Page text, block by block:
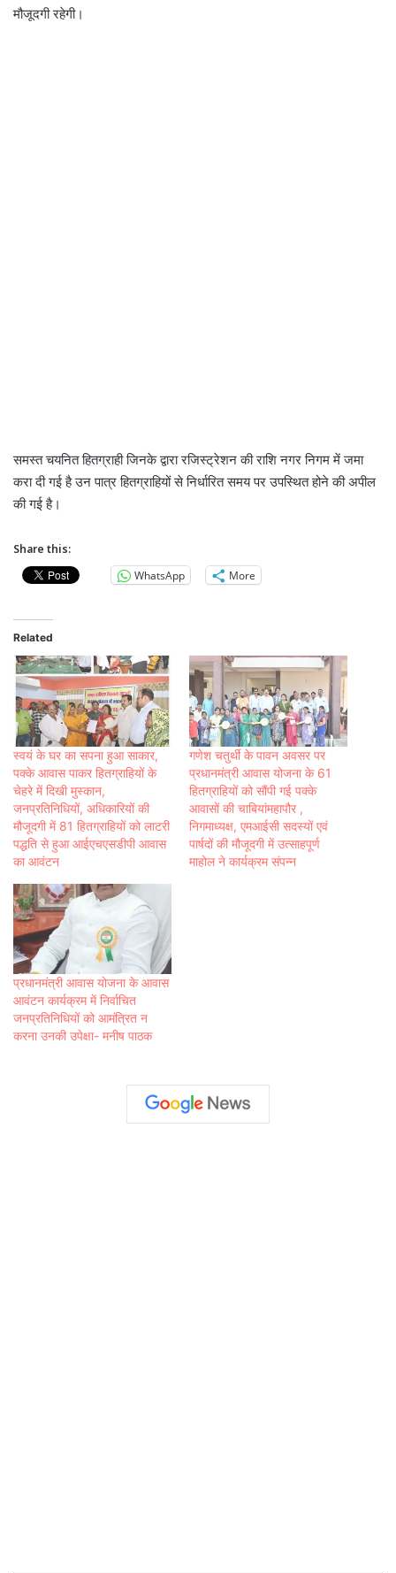
मौजूदगी रहेगी।
समस्त चयनित हितग्राही जिनके द्वारा रजिस्ट्रेशन की राशि नगर निगम में जमा
करा दी गई है उन पात्र हितग्राहियों से निर्धारित समय पर उपस्थित होने की अपील
की गई है।
Share this:
WhatsApp
More
Related
स्वयं के घर का सपना हुआ साकार,
पक्के आवास पाकर हितग्राहियों के
चेहरे में दिखी मुस्कान,
जनप्रतिनिधियों, अधिकारियों की
मौजूदगी में 81 हितग्राहियों को लाटरी
पद्धति से हुआ आईएचएसडीपी आवास
का आवंटन
गणेश चतुर्थी के पावन अवसर पर
प्रधानमंत्री आवास योजना के 61
हितग्राहियों को सौंपी गई पक्के
आवासों की चाबियांमहापौर ,
निगमाध्यक्ष, एमआईसी सदस्यों एवं
पार्षदों की मौजूदगी में उत्साहपूर्ण
माहोल ने कार्यक्रम संपन्न
प्रधानमंत्री आवास योजना के आवास
आवंटन कार्यक्रम में निर्वाचित
जनप्रतिनिधियों को आमंत्रित न
करना उनकी उपेक्षा- मनीष पाठक